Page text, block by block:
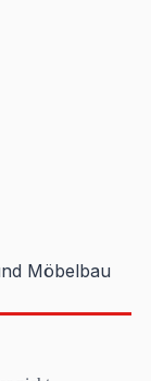
Möbelbau